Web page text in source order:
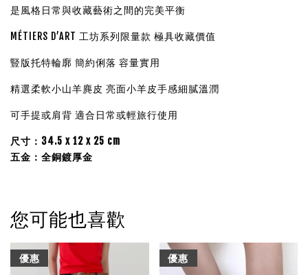
是風格日常與收藏藝術之間的完美平衡
MÉTIERS D’ART 工坊系列限量款 極具收藏價值
豎版托特輪廓 簡約俐落 容量實用
精選柔軟小山羊麂皮 亮面小羊皮手感細膩溫潤
可手提或肩背 適合日常或輕旅行使用
尺寸： 34.5 x 12 x 25 cm
五金：全銅鍍厚金
您可能也喜歡
優惠 優惠